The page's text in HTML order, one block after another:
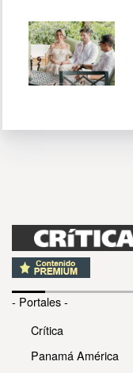
- Portales -
Crítica
Panamá América